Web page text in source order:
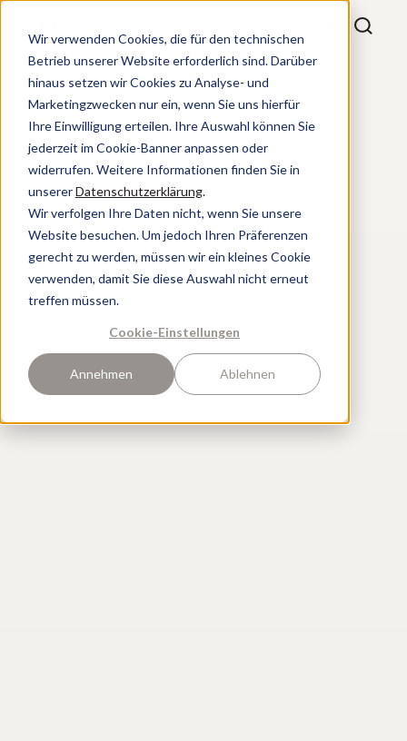
Wir verwenden Cookies, die für den technischen
Betrieb unserer Website erforderlich sind. Darüber
hinaus setzen wir Cookies zu Analyse- und
Marketingzwecken nur ein, wenn Sie uns hierfür
Ihre Einwilligung erteilen. Ihre Auswahl können Sie
jederzeit im Cookie-Banner anpassen oder
widerrufen. Weitere Informationen finden Sie in
unsererDatenschutzerklärung.
Wir verfolgen Ihre Daten nicht, wenn Sie unsere
Website besuchen. Um jedoch Ihren Präferenzen
gerecht zu werden, müssen wir ein kleines Cookie
verwenden, damit Sie diese Auswahl nicht erneut
treffen müssen.
Cookie-Einstellungen
Annehmen Ablehnen